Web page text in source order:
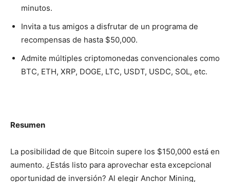
minutos.
Invita a tus amigos a disfrutar de un programa de
recompensas de hasta $50,000.
Admite múltiples criptomonedas convencionales como
BTC, ETH, XRP, DOGE, LTC, USDT, USDC, SOL, etc.
Resumen
La posibilidad de que Bitcoin supere los $150,000 está en
aumento. ¿Estás listo para aprovechar esta excepcional
oportunidad de inversión? Al elegir Anchor Mining,